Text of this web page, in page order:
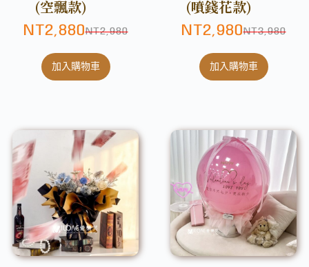
(空飄款)
NT2,980
NT2,880
加入購物車
(噴錢花款)
NT3,980
NT2,980
加入購物車